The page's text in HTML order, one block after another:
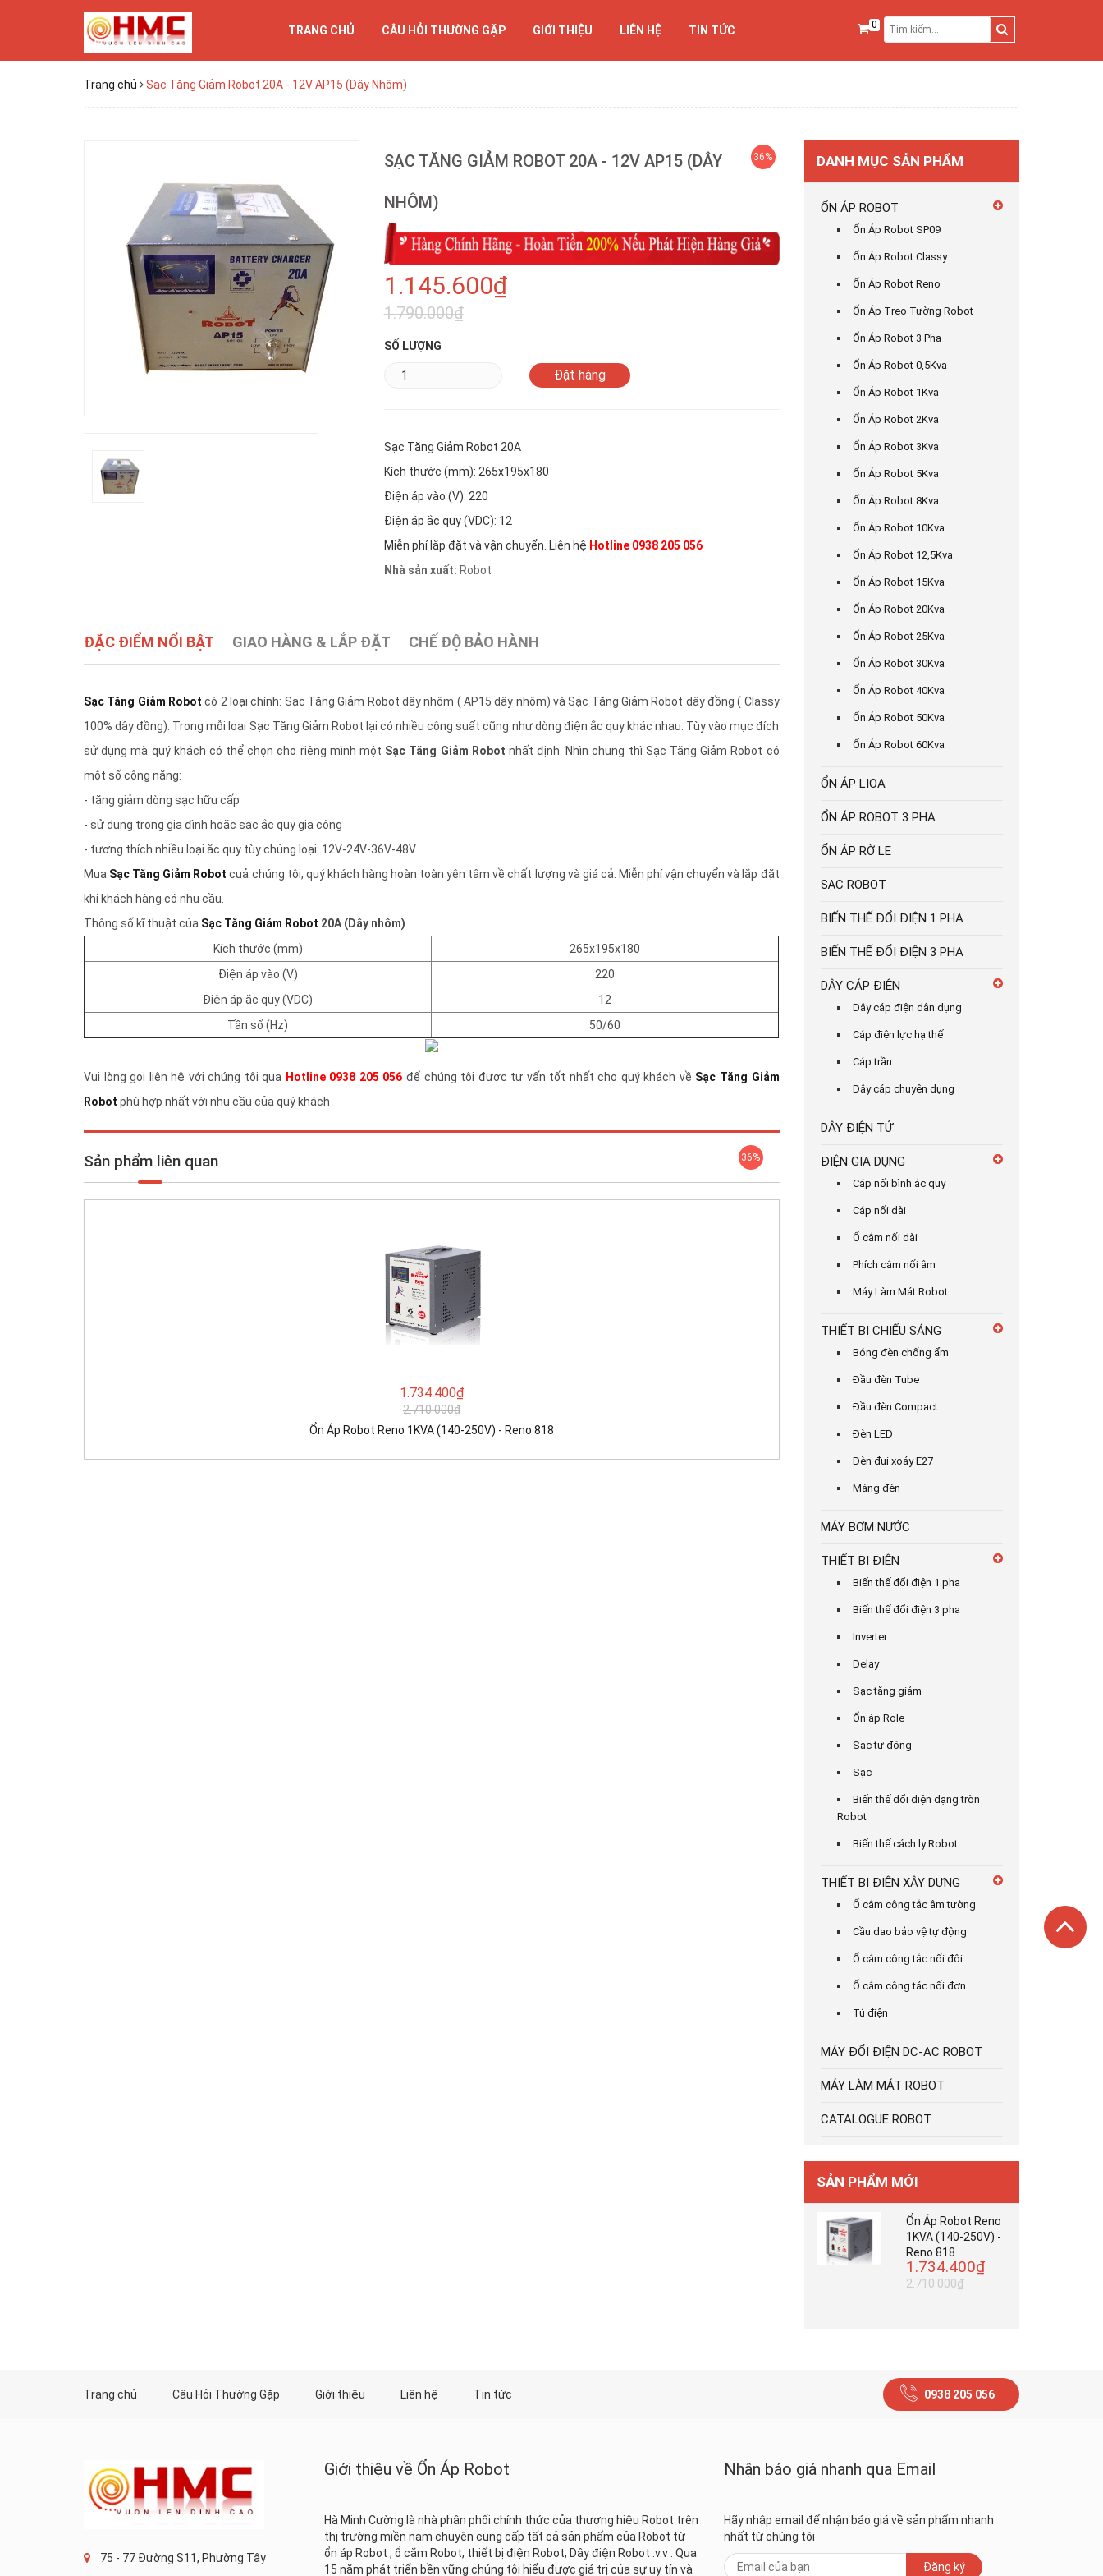
TRANG CHỦ CÂU HỎI THƯỜNG GẶP GIỚI THIỆU LIÊN HỆ TIN TỨC 0
Trang chủ Sạc Tăng Giảm Robot 20A - 12V AP15 (Dây Nhôm)
SẠC TĂNG GIẢM ROBOT 20A - 12V AP15 (DÂY
NHÔM)
1.145.600₫
1.790.000₫
36%
SỐ LƯỢNG
Sạc Tăng Giảm Robot 20A
Kích thước (mm): 265x195x180
Điện áp vào (V): 220
Điện áp ắc quy (VDC): 12
Miễn phí lắp đặt và vận chuyển. Liên hệ Hotline 0938 205 056
Nhà sản xuất: Robot
ĐẶC ĐIỂM NỔI BẬT GIAO HÀNG & LẮP ĐẶT CHẾ ĐỘ BẢO HÀNH
Sạc Tăng Giảm Robotcó 2 loại chính: Sạc Tăng Giảm Robot dây nhôm ( AP15 dây nhôm) và Sạc Tăng Giảm Robot dây đồng ( Classy
100% dây đồng). Trong mỗi loại Sạc Tăng Giảm Robot lại có nhiều công suất cũng như dòng điện ắc quy khác nhau. Tùy vào mục đích
sử dụng mà quý khách có thể chọn cho riêng mình một Sạc Tăng Giảm Robot nhất định. Nhìn chung thì Sạc Tăng Giảm Robot có
một số công năng:
- tăng giảm dòng sạc hữu cấp
- sử dụng trong gia đình hoặc sạc ắc quy gia công
- tương thích nhiều loại ắc quy tùy chủng loại: 12V-24V-36V-48V
Mua Sạc Tăng Giảm Robot​ cuả chúng tôi, quý khách hàng hoàn toàn yên tâm về chất lượng và giá cả. Miễn phí vận chuyển và lắp đặt
khi khách hàng có nhu cầu.
Thông số kĩ thuật của Sạc Tăng Giảm Robot 20A (Dây nhôm)
Kích thước (mm)
265x195x180
Điện áp vào (V)
220
Điện áp ắc quy (VDC)
12
Tần số (Hz)
50/60
Vui lòng gọi liên hệ với chúng tôi qua Hotline 0938 205 056 để chúng tôi được tư vấn tốt nhất cho quý khách về Sạc Tăng Giảm
Robot​ phù hợp nhất với nhu cầu của quý khách
Sản phẩm liên quan
1.734.400₫
2.710.000₫
Ổn Áp Robot Reno 1KVA (140-250V) - Reno 818
36%
DANH MỤC SẢN PHẨM
ỔN ÁP ROBOT
Ổn Áp Robot SP09
Ổn Áp Robot Classy
Ổn Áp Robot Reno
Ổn Áp Treo Tường Robot
Ổn Áp Robot 3 Pha
Ổn Áp Robot 0,5Kva
Ổn Áp Robot 1Kva
Ổn Áp Robot 2Kva
Ổn Áp Robot 3Kva
Ổn Áp Robot 5Kva
Ổn Áp Robot 8Kva
Ổn Áp Robot 10Kva
Ổn Áp Robot 12,5Kva
Ổn Áp Robot 15Kva
Ổn Áp Robot 20Kva
Ổn Áp Robot 25Kva
Ổn Áp Robot 30Kva
Ổn Áp Robot 40Kva
Ổn Áp Robot 50Kva
Ổn Áp Robot 60Kva
ỔN ÁP LIOA
ỔN ÁP ROBOT 3 PHA
ỔN ÁP RỜ LE
SẠC ROBOT
BIẾN THẾ ĐỔI ĐIỆN 1 PHA
BIẾN THẾ ĐỔI ĐIỆN 3 PHA
DÂY CÁP ĐIỆN
Dây cáp điện dân dụng
Cáp điện lực hạ thế
Cáp trần
Dây cáp chuyên dụng
DÂY ĐIỆN TỬ
ĐIỆN GIA DỤNG
Cáp nối bình ắc quy
Cáp nối dài
Ổ cắm nối dài
Phích cắm nối âm
Máy Làm Mát Robot
THIẾT BỊ CHIẾU SÁNG
Bóng đèn chống ẩm
Đầu đèn Tube
Đầu đèn Compact
Đèn LED
Đèn đui xoáy E27
Máng đèn
MÁY BƠM NƯỚC
THIẾT BỊ ĐIỆN
Biến thế đổi điện 1 pha
Biến thế đổi điện 3 pha
Inverter
Delay
Sạc tăng giảm
Ổn áp Role
Sạc tự động
Sạc
Biến thế đổi điện dạng tròn
Robot
Biến thế cách ly Robot
THIẾT BỊ ĐIỆN XÂY DỰNG
Ổ cắm công tắc âm tường
Cầu dao bảo vệ tự động
Ổ cắm công tắc nối đôi
Ổ cắm công tác nối đơn
Tủ điện
MÁY ĐỔI ĐIỆN DC-AC ROBOT
MÁY LÀM MÁT ROBOT
CATALOGUE ROBOT
SẢN PHẨM MỚI
Ổn Áp Robot Reno
1KVA (140-250V) -
Reno 818
1.734.400₫
2.710.000₫
Trang chủ Câu Hỏi Thường Gặp Giới thiệu Liên hệ Tin tức 0938 205 056
75 - 77 Đường S11, Phường Tây
Giới thiệu về Ổn Áp Robot
Hà Minh Cường là nhà phân phối chính thức của thương hiệu Robot trên
thị trường miền nam chuyên cung cấp tất cả sản phẩm của Robot từ
ổn áp Robot , ổ cắm Robot, thiết bị điện Robot, Dây điện Robot .v.v . Qua
15 năm phát triển bền vững chúng tôi hiểu được giá trị của sự uy tín và
Nhận báo giá nhanh qua Email
Hãy nhập email để nhận báo giá về sản phẩm nhanh
nhất từ chúng tôi
Đăng ký